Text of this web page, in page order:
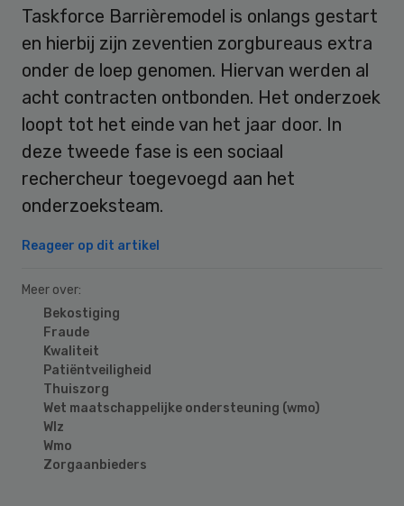
Taskforce Barrièremodel is onlangs gestart
en hierbij zijn zeventien zorgbureaus extra
onder de loep genomen. Hiervan werden al
acht contracten ontbonden. Het onderzoek
loopt tot het einde van het jaar door. In
deze tweede fase is een sociaal
rechercheur toegevoegd aan het
onderzoeksteam.
Reageer op dit artikel
Meer over:
Bekostiging
Fraude
Kwaliteit
Patiëntveiligheid
Thuiszorg
Wet maatschappelijke ondersteuning (wmo)
Wlz
Wmo
Zorgaanbieders